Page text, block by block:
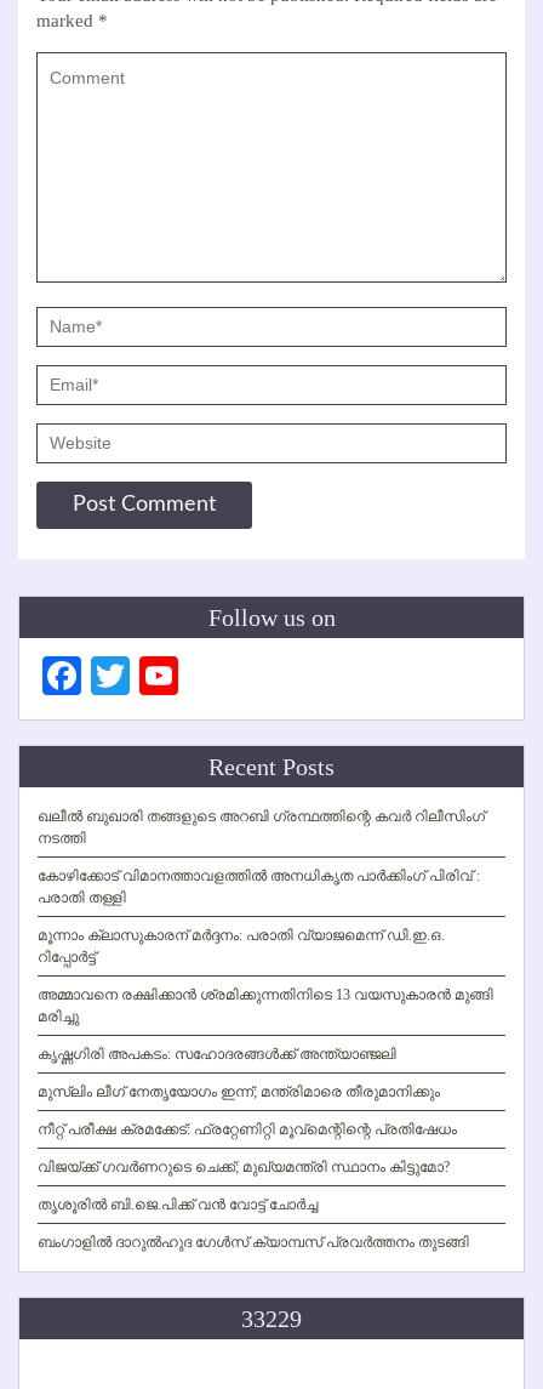
marked *
Follow us on
Facebook
Twitter
Channel
Recent Posts
ഖലീല്‍ ബുഖാരി തങ്ങളുടെ അറബി ഗ്രന്ഥത്തിന്റെ കവര്‍ റിലീസിംഗ്
നടത്തി
കോഴിക്കോട് വിമാനത്താവളത്തില്‍ അനധികൃത പാര്‍ക്കിംഗ് പിരിവ് :
പരാതി തള്ളി
മൂന്നാം ക്ലാസുകാരന് മര്‍ദ്ദനം: പരാതി വ്യാജമെന്ന് ഡി.ഇ.ഒ.
റിപ്പോര്‍ട്ട്
അമ്മാവനെ രക്ഷിക്കാന്‍ ശ്രമിക്കുന്നതിനിടെ 13 വയസുകാരന്‍ മുങ്ങി
മരിച്ചു
കൃഷ്ണഗിരി അപകടം: സഹോദരങ്ങള്‍ക്ക് അന്ത്യാഞ്ജലി
മുസ്ലിം ലീഗ് നേതൃയോഗം ഇന്ന്; മന്ത്രിമാരെ തീരുമാനിക്കും
നീറ്റ് പരീക്ഷ ക്രമക്കേട്: ഫ്രറ്റേണിറ്റി മൂവ്‌മെന്റിന്റെ പ്രതിഷേധം
വിജയ്ക്ക് ഗവര്‍ണറുടെ ചെക്ക്; മുഖ്യമന്ത്രി സ്ഥാനം കിട്ടുമോ?
തൃശൂരില്‍ ബി.ജെ.പിക്ക് വന്‍ വോട്ട് ചോര്‍ച്ച
ബംഗാളില്‍ ദാറുല്‍ഹുദ ഗേള്‍സ് ക്യാമ്പസ് പ്രവര്‍ത്തനം തുടങ്ങി
33229